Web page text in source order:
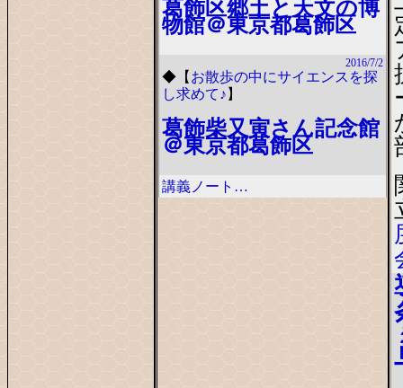
葛飾区郷土と天文の博
物館＠東京都葛飾区
2016/7/2
◆ 【 お散歩の中にサイエンスを探
し求めて♪ 】
葛飾柴又寅さん記念館
＠東京都葛飾区
講義ノート…